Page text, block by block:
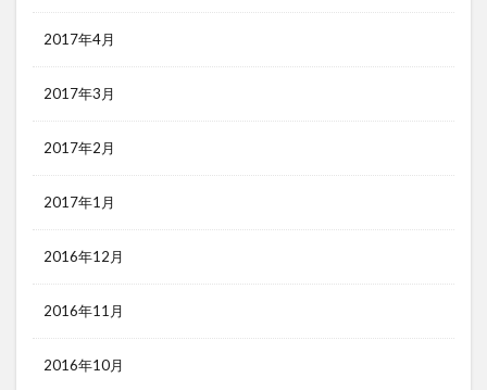
2017年4月
2017年3月
2017年2月
2017年1月
2016年12月
2016年11月
2016年10月